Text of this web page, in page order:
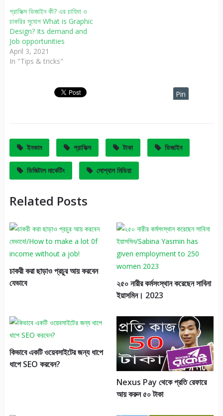
গ্রাফিক্স ডিজাইন কী? এর চাহিদা ও
চাকরির সুযোগ What is Graphic
Design? Its demand and
Job opportunities
April 3, 2021
In "Tips & tricks"
Pin
ইনকাম গ্রাফিক্স টাকা ডিজাইন
ডিজিটাল মার্কেটিং সোশ্যাল মিডিয়া
Related Posts
চাকরী করা ছাড়াও প্রচুর আয় করবেন
যেভাবে
২৫০ নারীর কর্মসংস্থান করেছেন সাবিনা
ইয়াসমিন। 2023
কিভাবে একটি ওয়েবসাইটের জন্য ধাপে
ধাপে SEO করবেন?
Nexus Pay থেকে প্রতি রেফারে
আয় করুন ৫০ টাকা